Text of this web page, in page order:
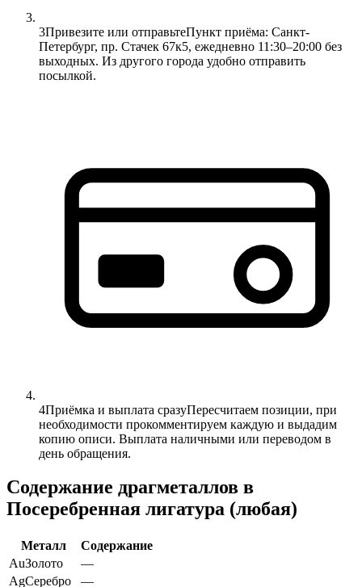
3Привезите или отправьтеПункт приёма: Санкт-
Петербург, пр. Стачек 67к5, ежедневно 11:30–20:00 без
выходных. Из другого города удобно отправить
посылкой.
4Приёмка и выплата сразуПересчитаем позиции, при
необходимости прокомментируем каждую и выдадим
копию описи. Выплата наличными или переводом в
день обращения.
Содержание драгметаллов в
Посеребренная лигатура (любая)
Металл
Содержание
AuЗолото
—
AgСеребро —